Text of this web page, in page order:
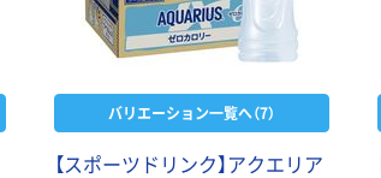
バリエーション一覧へ（7）
【スポーツドリンク】アクエリア